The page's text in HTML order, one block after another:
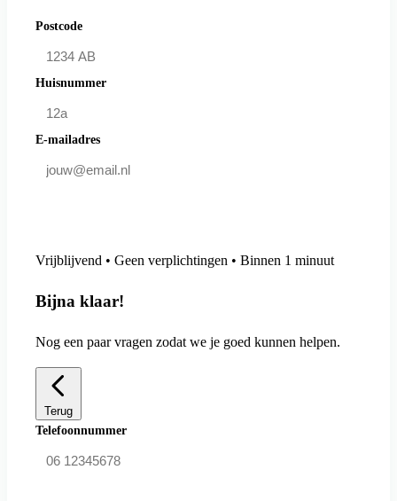
Postcode
Huisnummer
E-mailadres
Vrijblijvend • Geen verplichtingen • Binnen 1 minuut
Bijna klaar!
Nog een paar vragen zodat we je goed kunnen helpen.
Terug
Telefoonnummer